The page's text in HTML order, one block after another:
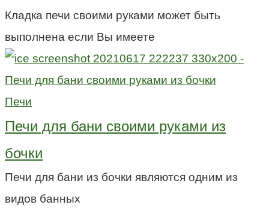
Кладка печи своими руками может быть
выполнена если Вы имеете
Печи
Печи для бани своими руками из
бочки
Печи для бани из бочки являются одним из
видов банных